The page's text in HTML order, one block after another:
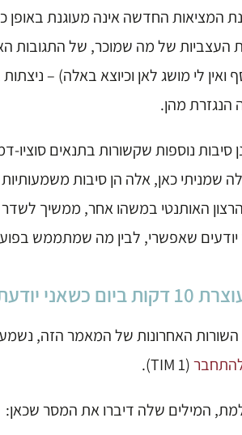
המציאות החדשה אינה מעוגנת
של מה שמוכר, של התגובות
ואין לי מושג לאן וכיוצא באלה) –
הנגזרת מהן.
סיבות נוספות שקשורות בתנאים סוציו-
שמניתי כאן, אלה הן סיבות משמעותיות
האותנטי במשהו אחר, ממשיך
יודעים שאפשרי, לבין מה שמתממש
שנפגע מהניתוח?
השורות האחרונות של המאמר הזה,
(TIM 1).
המילים שלה דיברו את המסר שכאן: